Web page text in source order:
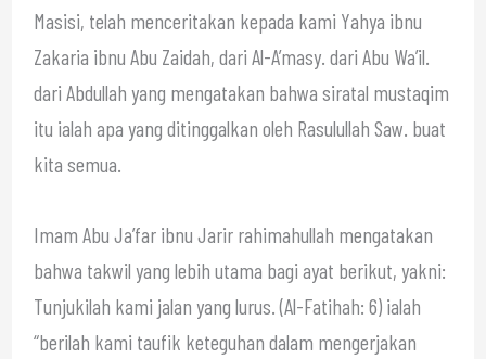
Masisi, telah menceritakan kepada kami Yahya ibnu
Zakaria ibnu Abu Zaidah, dari Al-A’masy. dari Abu Wa’il.
dari Abdullah yang mengatakan bahwa siratal mustaqim
itu ialah apa yang ditinggalkan oleh Rasulullah Saw. buat
kita semua.
Imam Abu Ja’far ibnu Jarir rahimahullah mengatakan
bahwa takwil yang lebih utama bagi ayat berikut, yakni:
Tunjukilah kami jalan yang lurus. (Al-Fatihah: 6) ialah
“berilah kami taufik keteguhan dalam mengerjakan